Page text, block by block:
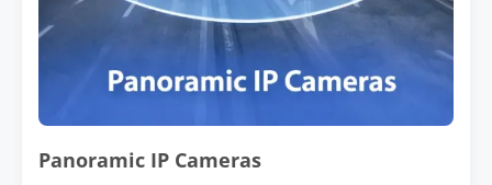
Panoramic IP Cameras